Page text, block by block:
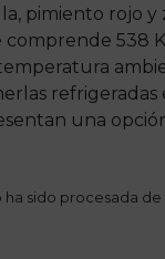
pimiento rojo
538
refrigeradas
una
sido procesada